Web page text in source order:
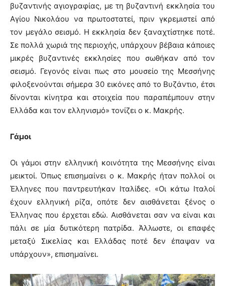
βυζαντινής αγιογραφίας, με τη βυζαντινή εκκλησία του
Αγίου Νικολάου να πρωτοστατεί, πριν γκρεμιστεί από
τον μεγάλο σεισμό. Η εκκλησία δεν ξαναχτίστηκε ποτέ.
Σε πολλά χωριά της περιοχής, υπάρχουν βέβαια κάποιες
μικρές βυζαντινές εκκλησίες που σωθήκαν από τον
σεισμό. Γεγονός είναι πως στο μουσείο της Μεσσήνης
φιλοξενούνται σήμερα 30 εικόνες από το Βυζάντιο, έτσι
δίνονται κίνητρα και στοιχεία που παραπέμπουν στην
Ελλάδα και τον ελληνισμό» τονίζει ο κ. Μακρής.
Γάμοι
Οι γάμοι στην ελληνική κοινότητα της Μεσσήνης είναι
μεικτοί. Όπως επισημαίνει ο κ. Μακρής ήταν πολλοί οι
Έλληνες που παντρευτήκαν Ιταλίδες. «Οι κάτω Ιταλοί
έχουν ελληνική ρίζα, οπότε δεν αισθάνεται ξένος ο
Έλληνας που έρχεται εδώ. Αισθάνεται σαν να είναι και
πάλι σε μία δυτικότερη πατρίδα. Άλλωστε, οι επαφές
μεταξύ Σικελίας και Ελλάδας ποτέ δεν έπαψαν να
υπάρχουν», επισημαίνει.